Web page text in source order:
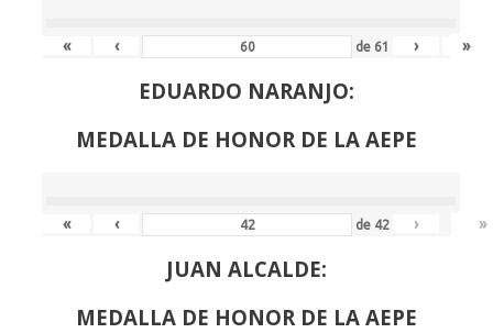
« ‹ de 61 › »
EDUARDO NARANJO:
MEDALLA DE HONOR DE LA AEPE
« ‹ de 42 › »
JUAN ALCALDE:
MEDALLA DE HONOR DE LA AEPE